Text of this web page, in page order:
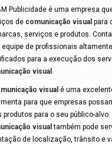
Publicidade é uma empresa
de comunicação visual para
serviços e produtos.
equipe de profissionais altamente
para a execução dos
visual .
visual é uma
para que empresas
produtos para o seu público-alvo.
visual também pode
de localização, trânsito e